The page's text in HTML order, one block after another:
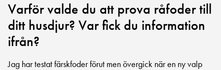
Varför valde du att prova råfoder till
ditt husdjur? Var fick du information
ifrån?
Jag har testat färskfoder förut men övergick när en ny valp